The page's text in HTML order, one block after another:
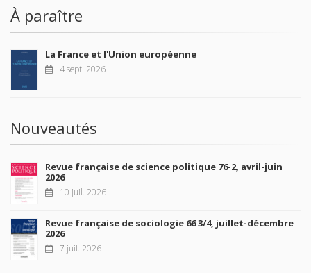
À paraître
La France et l'Union européenne
4 sept. 2026
Nouveautés
Revue française de science politique 76-2, avril-juin
2026
10 juil. 2026
Revue française de sociologie 66 3/4, juillet-décembre
2026
7 juil. 2026